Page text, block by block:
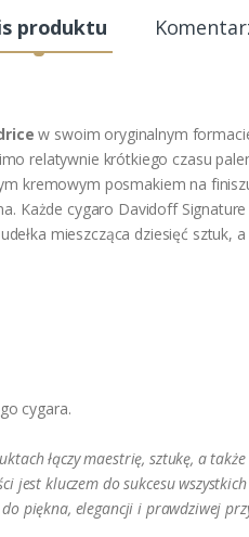
produktu
w swoim oryginalnym
relatywnie krótkiego czasu
kremowym posmakiem na
Każde cygaro Davidoff
mieszcząca dziesięć
cygara.
łączy maestrię, sztukę, a
jest kluczem do sukcesu
piękna, elegancji i prawdziwej